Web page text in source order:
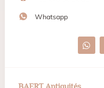
Toutes les antiquités